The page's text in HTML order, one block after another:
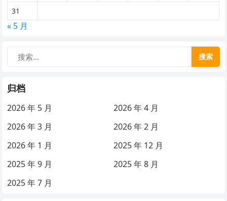
31
« 5 月
搜索
归档
2026 年 5 月
2026 年 4 月
2026 年 3 月
2026 年 2 月
2026 年 1 月
2025 年 12 月
2025 年 9 月
2025 年 8 月
2025 年 7 月